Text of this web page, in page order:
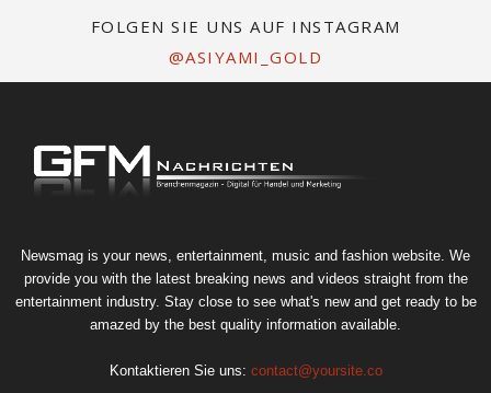
FOLGEN SIE UNS AUF INSTAGRAM
@ASIYAMI_GOLD
Newsmag is your news, entertainment, music and fashion website. We
provide you with the latest breaking news and videos straight from the
entertainment industry. Stay close to see what's new and get ready to be
amazed by the best quality information available.
Kontaktieren Sie uns: contact@yoursite.co